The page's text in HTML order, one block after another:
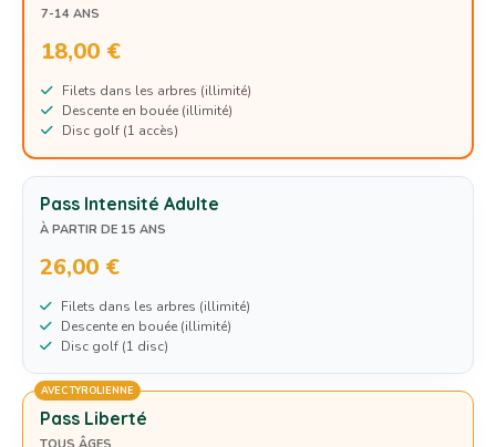
7-14 ANS
18,00 €
Filets dans les arbres (illimité)
Descente en bouée (illimité)
Disc golf (1 accès)
Pass Intensité Adulte
À PARTIR DE 15 ANS
26,00 €
Filets dans les arbres (illimité)
Descente en bouée (illimité)
Disc golf (1 disc)
AVEC TYROLIENNE
Pass Liberté